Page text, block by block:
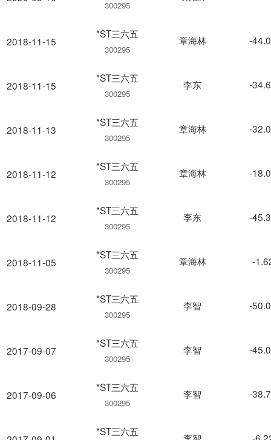
2018-11-15
2018-11-15
2018-11-13
2018-11-12
2018-11-12
2018-11-05
2018-09-28
2017-09-07
2017-09-06
300295
*ST三六五
300295
章海林 -
*ST三六五
300295
李东 -
*ST三六五
300295
章海林 -
*ST三六五
300295
章海林 -
*ST三六五
300295
李东 -
*ST三六五
300295
章海林 -
*ST三六五
300295
李智 -
*ST三六五
300295
李智 -
*ST三六五
300295
李智 -
*ST三六五